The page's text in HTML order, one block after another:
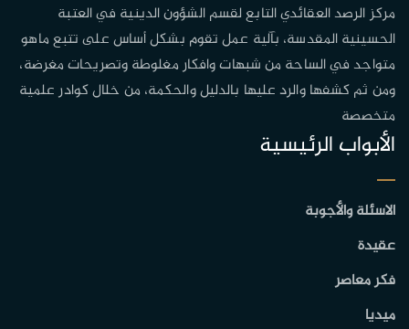
مركز الرصد العقائدي التابع لقسم الشؤون الدينية في العتبة
الحسينية المقدسة، بآلية عمل تقوم بشكل أساس على تتبع ماهو
متواجد في الساحة من شبهات وافكار مغلوطة وتصريحات مغرضة،
ومن ثم كشفها والرد عليها بالدليل والحكمة، من خلال كوادر علمية
متخصصة
الأبواب الرئيسية
الاسئلة والأجوبة
عقيدة
فكر معاصر
ميديا